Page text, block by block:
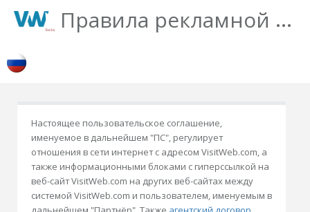
Правила рекламной сети VisitWeb
Настоящее пользовательское соглашение,
именуемое в дальнейшем "ПС", регулирует
отношения в сети интернет с адресом VisitWeb.com, а
также информационными блоками с гиперссылкой на
веб-сайт VisitWeb.com на других веб-сайтах между
системой VisitWeb.com и пользователем, именуемым в